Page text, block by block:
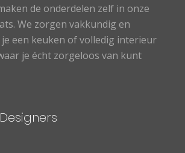
de onderdelen zelf in onze
We zorgen vakkundig en
een keuken of volledig interieur
je écht zorgeloos van kunt